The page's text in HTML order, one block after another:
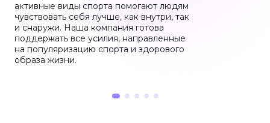
Мы в соц сетях
активные виды спорта помогают людям
чувствовать себя лучше, как внутри, так
и снаружи. Наша компания готова
поддержать все усилия, направленные
на популяризацию спорта и здорового
образа жизни.